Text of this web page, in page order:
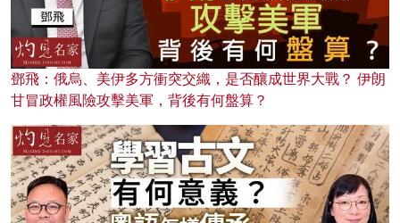
鄧飛：俄烏、美伊多方衝突交織，是否釀成世界大戰？ 伊朗
甘冒政權風險攻擊美軍，背後有何盤算？